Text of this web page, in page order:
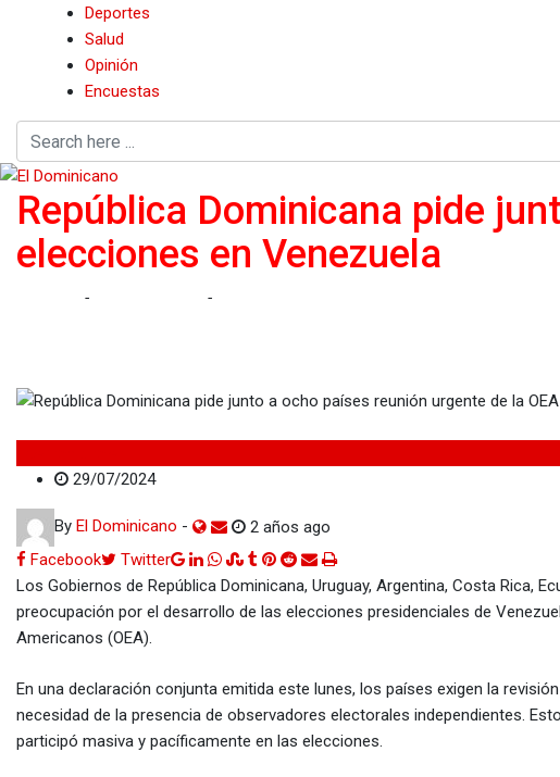
Deportes
Salud
Opinión
Encuestas
República Dominicana pide
elecciones en Venezuela
- -
29/07/2024
By El Dominicano - 2 años ago
Facebook
Twitter Google+
LinkedIn
Whatsapp
StumbleUpon
Tumblr
Pinterest
RedditShare
via
Email
Print
Los Gobiernos de República Dominicana, Uruguay, Argentina, Costa Rica,
preocupación por el desarrollo de las elecciones presidenciales de
Americanos (OEA).
En una declaración conjunta emitida este lunes, los países exigen la
necesidad de la presencia de observadores electorales independientes.
participó masiva y pacíficamente en las elecciones.